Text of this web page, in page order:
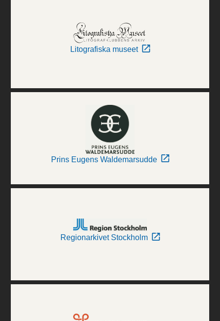
Litografiska museet
Prins Eugens Waldemarsudde
Regionarkivet Stockholm